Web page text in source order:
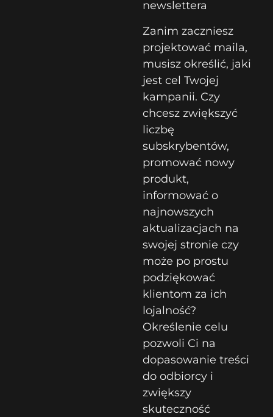
newslettera
Zanim zaczniesz
projektować maila,
musisz określić, jaki
jest cel Twojej
kampanii. Czy
chcesz zwiększyć
liczbę
subskrybentów,
promować nowy
produkt,
informować o
najnowszych
aktualizacjach na
swojej stronie czy
może po prostu
podziękować
klientom za ich
lojalność?
Określenie celu
pozwoli Ci na
dopasowanie treści
do odbiorcy i
zwiększy
skuteczność